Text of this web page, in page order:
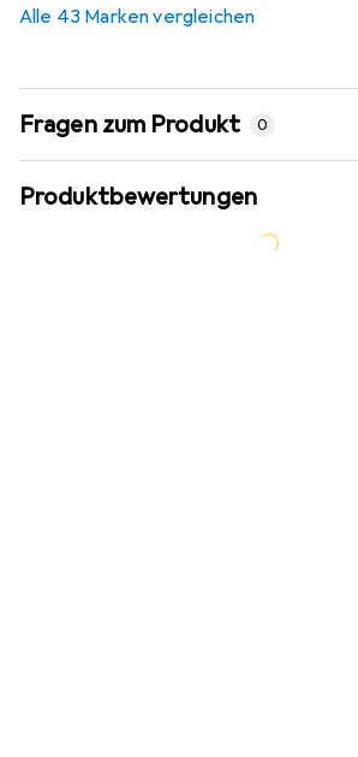
Alle 43 Marken vergleichen
Fragen zum Produkt 0
Produktbewertungen